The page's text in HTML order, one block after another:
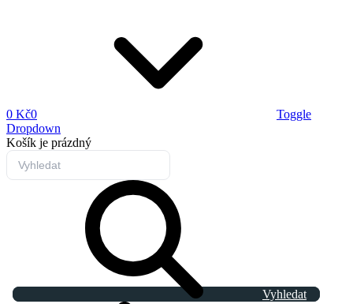
0 Kč0
Toggle
Dropdown
Košík je prázdný
Vyhledat